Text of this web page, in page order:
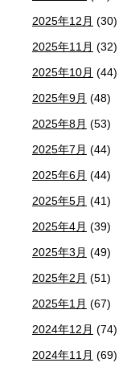
2025年12月 (30)
2025年11月 (32)
2025年10月 (44)
2025年9月 (48)
2025年8月 (53)
2025年7月 (44)
2025年6月 (44)
2025年5月 (41)
2025年4月 (39)
2025年3月 (49)
2025年2月 (51)
2025年1月 (67)
2024年12月 (74)
2024年11月 (69)